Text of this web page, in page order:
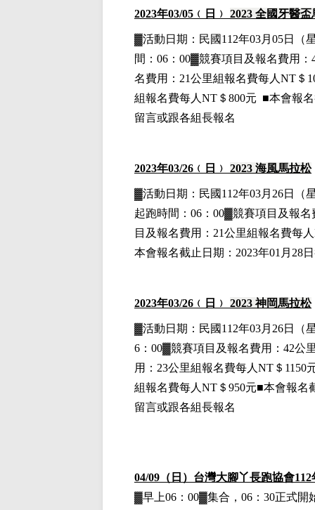
2023年03/05 ﹙日﹚ 2023 全國牙醫盃
▓活動日期： 民國112年03月05日
（
間：06：00▓競賽項目 及報名費用
名費用 ：21公里組報名費每人NT＄
組報名費每人NT＄800元 ■本會報
留言或跟各組長報名
2023年03/26 ﹙日﹚ 2023 海風馬拉松
▓活動日期： 民國112年03月26日
（
起跑時間：06：00▓競賽項目 及報名
目 及報名費用 ：21公里組報名費每
本會報名截止日期：2023年01月28
2023年03/26 ﹙日﹚ 2023 神岡馬拉松
▓活動日期： 民國112年03月26日
（
6：00▓競賽項目 及報名費用 ：42公
用 ：23公里組報名費每人NT＄1150
組報名費每人NT＄950元■本會報名
留言或跟各組長報名
04/09 （日）台灣大腳丫長跑協會
▓早上06：00▓集合，06：30正式